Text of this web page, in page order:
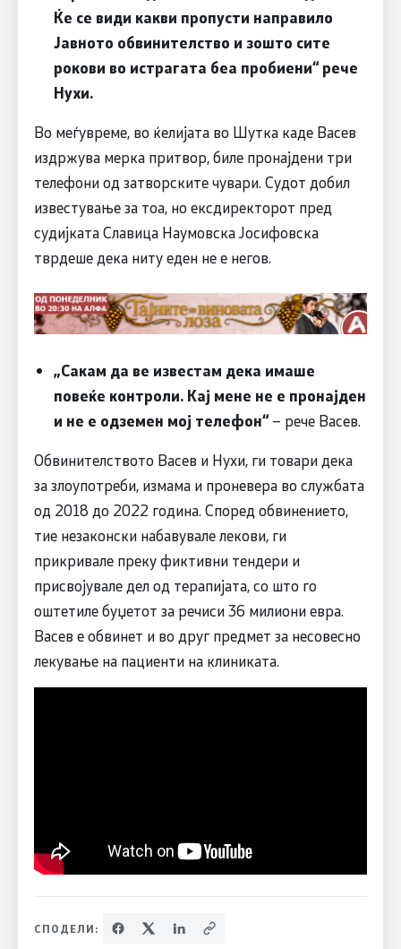
Ќе се види какви пропусти направило
Јавното обвинителство и зошто сите
рокови во истрагата беа пробиени“ рече
Нухи.
Во меѓувреме, во ќелијата во Шутка каде Васев
издржува мерка притвор, биле пронајдени три
телефони од затворските чувари. Судот добил
известување за тоа, но ексдиректорот пред
судијката Славица Наумовска Јосифовска
тврдеше дека ниту еден не е негов.
„Сакам да ве известам дека имаше
повеќе контроли. Кај мене не е пронајден
и не е одземен мој телефон“– рече Васев.
Обвинителството Васев и Нухи, ги товари дека
за злоупотреби, измама и проневера во службата
од 2018 до 2022 година. Според обвинението,
тие незаконски набавувале лекови, ги
прикривале преку фиктивни тендери и
присвојувале дел од терапијата, со што го
оштетиле буџетот за речиси 36 милиони евра.
Васев е обвинет и во друг предмет за несовесно
лекување на пациенти на клиниката.
СПОДЕЛИ: